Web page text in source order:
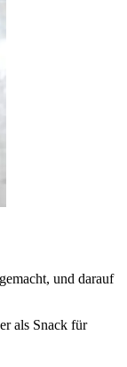
und darauf
als Snack für